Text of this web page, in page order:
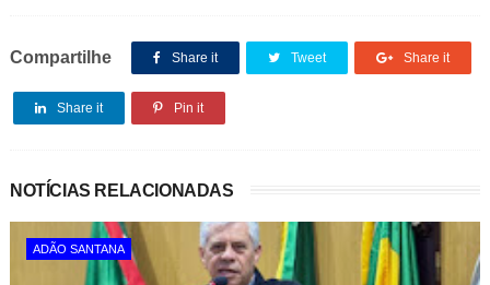
Compartilhe Share it Tweet Share it
Share it Pin it
NOTÍCIAS RELACIONADAS
ADÃO SANTANA